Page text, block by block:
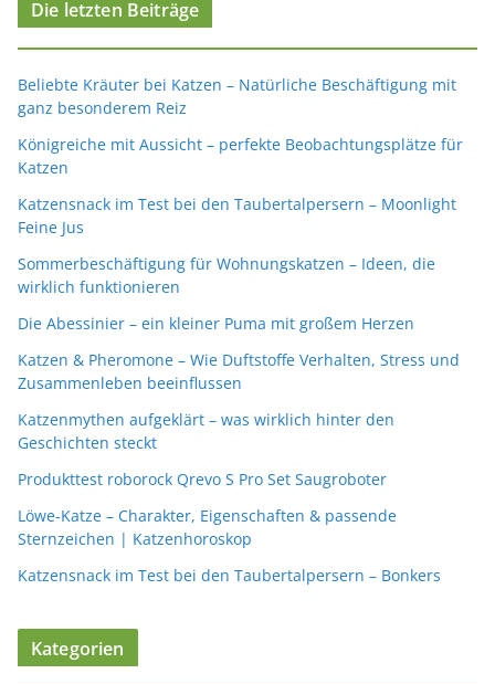
Die letzten Beiträge
Beliebte Kräuter bei Katzen – Natürliche Beschäftigung mit
ganz besonderem Reiz
Königreiche mit Aussicht – perfekte Beobachtungsplätze für
Katzen
Katzensnack im Test bei den Taubertalpersern – Moonlight
Feine Jus
Sommerbeschäftigung für Wohnungskatzen – Ideen, die
wirklich funktionieren
Die Abessinier – ein kleiner Puma mit großem Herzen
Katzen & Pheromone – Wie Duftstoffe Verhalten, Stress und
Zusammenleben beeinflussen
Katzenmythen aufgeklärt – was wirklich hinter den
Geschichten steckt
Produkttest roborock Qrevo S Pro Set Saugroboter
Löwe-Katze – Charakter, Eigenschaften & passende
Sternzeichen | Katzenhoroskop
Katzensnack im Test bei den Taubertalpersern – Bonkers
Kategorien